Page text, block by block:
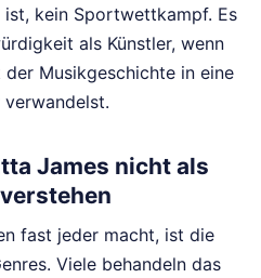
kein Sportwettkampf. Es
als Künstler, wenn
Musikgeschichte in eine
James nicht als
fast jeder macht, ist die
Viele behandeln das